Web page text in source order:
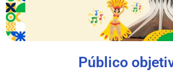
Público